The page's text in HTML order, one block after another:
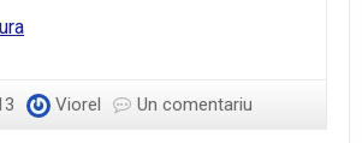
Botezul
Viorel Un comentariu